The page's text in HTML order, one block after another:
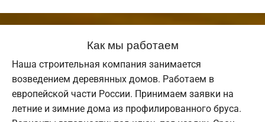
Как мы работаем
Наша строительная компания занимается
возведением деревянных домов. Работаем в
европейской части России. Принимаем заявки на
летние и зимние дома из профилированного бруса.